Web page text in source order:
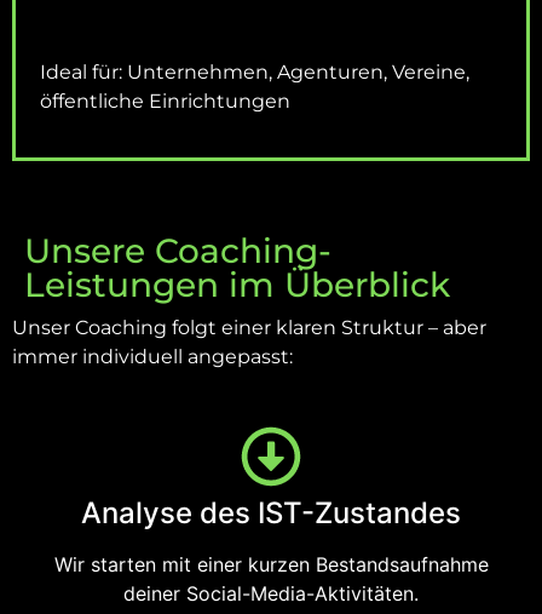
Ideal für: Unternehmen, Agenturen, Vereine,
öffentliche Einrichtungen
Unsere Coaching-
Leistungen im Überblick
Unser Coaching folgt einer klaren Struktur – aber
immer individuell angepasst:
Analyse des IST-Zustandes
Wir starten mit einer kurzen Bestandsaufnahme
deiner Social-Media-Aktivitäten.